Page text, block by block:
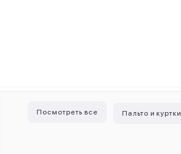
Посмотреть все Пальто и куртки